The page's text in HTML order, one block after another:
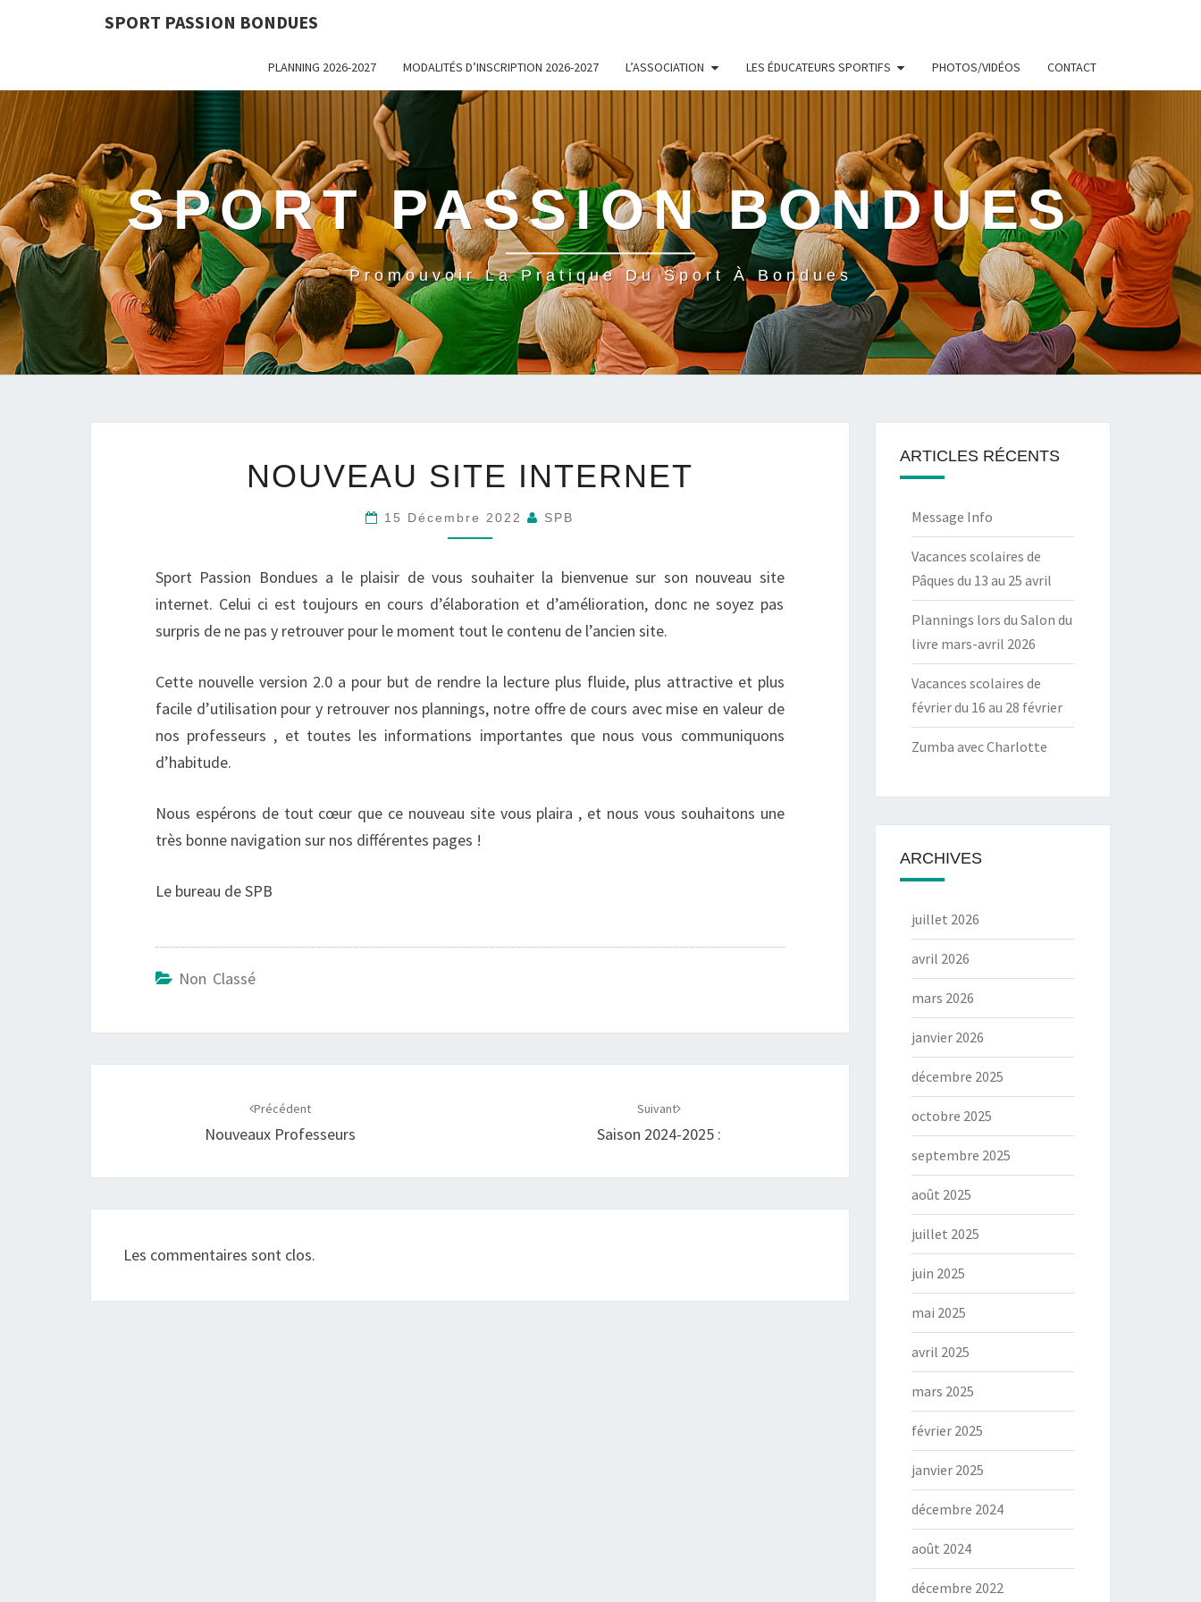
SPORT PASSION BONDUES
PLANNING 2026-2027 MODALITÉS D’INSCRIPTION 2026-2027 L’ASSOCIATION LES ÉDUCATEURS SPORTIFS PHOTOS/VIDÉOS CONTACT
SPORT PASSION BONDUES
Promouvoir La Pratique Du Sport À Bondues
SITE
NOUVEAU SITE INTERNET
15 Décembre 2022 SPB
Sport Passion Bondues a le plaisir de vous souhaiter la bienvenue sur son nouveau site
internet. Celui ci est toujours en cours d’élaboration et d’amélioration, donc ne soyez pas
surpris de ne pas y retrouver pour le moment tout le contenu de l’ancien site.
Cette nouvelle version 2.0 a pour but de rendre la lecture plus fluide, plus attractive et plus
facile d’utilisation pour y retrouver nos plannings, notre offre de cours avec mise en valeur de
nos professeurs , et toutes les informations importantes que nous vous communiquons
d’habitude.
Nous espérons de tout cœur que ce nouveau site vous plaira , et nous vous souhaitons une
très bonne navigation sur nos différentes pages !
Le bureau de SPB
Non Classé
Précédent
Nouveaux Professeurs
Suivant
Saison 2024-2025 :
Les commentaires sont clos.
ARTICLES RÉCENTS
Message Info
Vacances scolaires de
Pâques du 13 au 25 avril
Plannings lors du Salon du
livre mars-avril 2026
Vacances scolaires de
février du 16 au 28 février
Zumba avec Charlotte
ARCHIVES
juillet 2026
avril 2026
mars 2026
janvier 2026
décembre 2025
octobre 2025
septembre 2025
août 2025
juillet 2025
juin 2025
mai 2025
avril 2025
mars 2025
février 2025
janvier 2025
décembre 2024
août 2024
décembre 2022